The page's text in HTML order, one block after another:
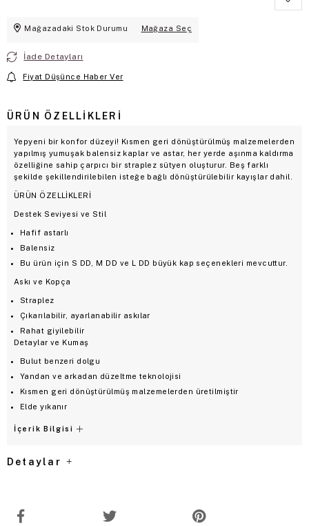
Mağazadaki Stok Durumu Mağaza Seç
İade Detayları
Fiyat Düşünce Haber Ver
ÜRÜN ÖZELLIKLERI
Yepyeni bir konfor düzeyi! Kısmen geri dönüştürülmüş malzemelerden
yapılmış yumuşak balensiz kaplar ve astar, her yerde aşınma kaldırma
özelliğine sahip çarpıcı bir straplez sütyen oluşturur. Beş farklı
şekilde şekillendirilebilen isteğe bağlı dönüştürülebilir kayışlar dahil.
ÜRÜN ÖZELLİKLERİ
Destek Seviyesi ve Stil
Hafif astarlı
Balensiz
Bu ürün için S DD, M DD ve L DD büyük kap seçenekleri mevcuttur.
Askı ve Kopça
Straplez
Çıkarılabilir, ayarlanabilir askılar
Rahat giyilebilir
Detaylar ve Kumaş
Bulut benzeri dolgu
Yandan ve arkadan düzeltme teknolojisi
Kısmen geri dönüştürülmüş malzemelerden üretilmiştir
Elde yıkanır
İçerik Bilgisi
Detaylar